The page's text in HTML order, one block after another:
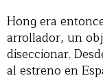
Hong era
arrollador, un
diseccionar.
al estreno en